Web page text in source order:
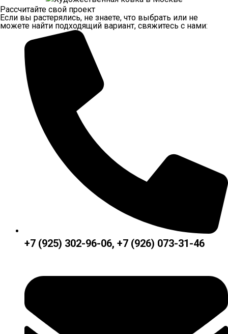
Рассчитайте свой проект
Если вы растерялись, не знаете, что выбрать или не
можете найти подходящий вариант, свяжитесь с нами:
+7 (925) 302-96-06, +7 (926) 073-31-46